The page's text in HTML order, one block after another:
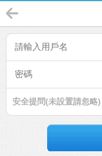
安全提問(未設置請忽略)